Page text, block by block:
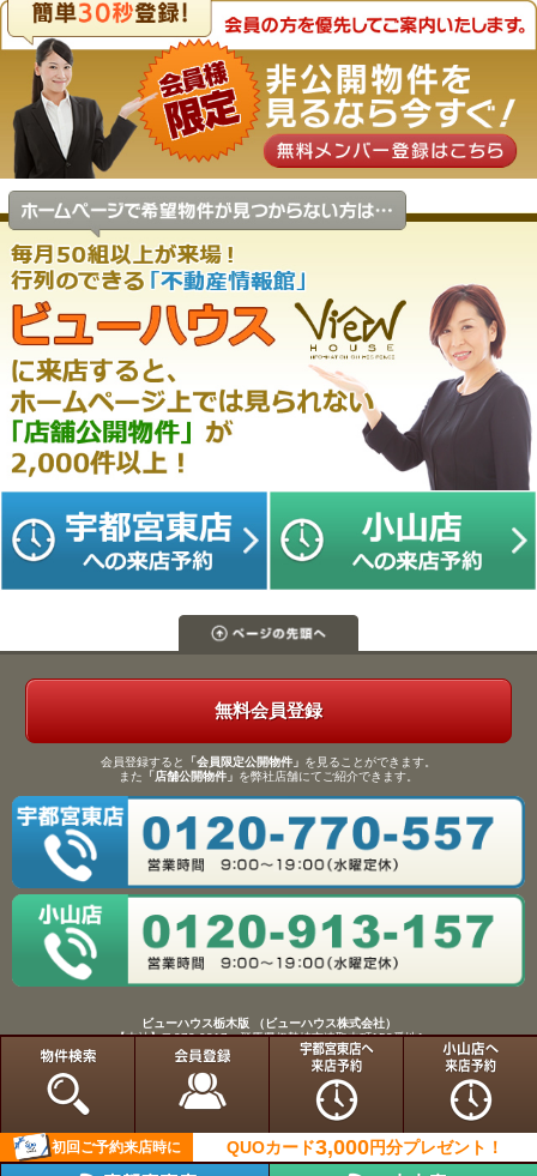
無料会員登録
会員登録すると 「会員限定公開物件」 を見ることができます。
また 「店舗公開物件」 を弊社店舗にてご紹介できます。
ビューハウス栃木版 （ビューハウス株式会社）
【本社】〒372-0817 群馬県伊勢崎市連取本町158番地1
TEL：0270-61-9133／FAX：0270-61-9155
Copyright(C)View House(R)Inc.All Rights Reserved.
初回ご予約来店時に QUOカード3,000円分プレゼント！